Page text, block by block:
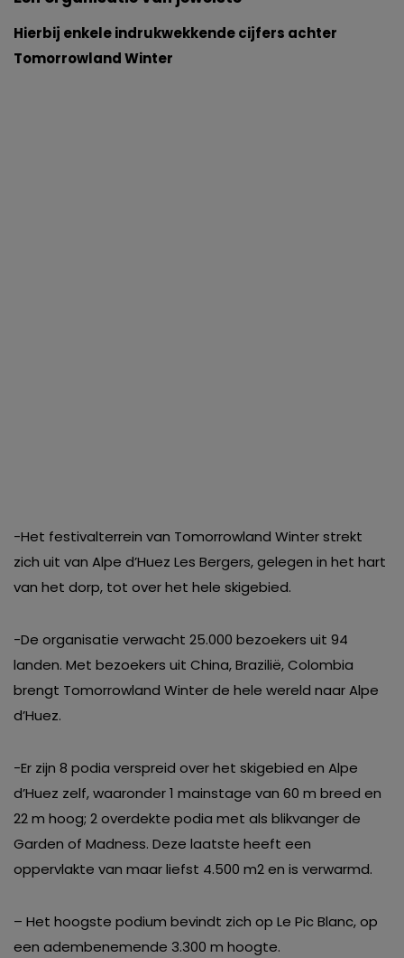
Hierbij enkele indrukwekkende cijfers achter
Tomorrowland Winter
-Het festivalterrein van Tomorrowland Winter strekt
zich uit van Alpe d’Huez Les Bergers, gelegen in het hart
van het dorp, tot over het hele skigebied.
-De organisatie verwacht 25.000 bezoekers uit 94
landen. Met bezoekers uit China, Brazilië, Colombia
brengt Tomorrowland Winter de hele wereld naar Alpe
d’Huez.
-Er zijn 8 podia verspreid over het skigebied en Alpe
d’Huez zelf, waaronder 1 mainstage van 60 m breed en
22 m hoog; 2 overdekte podia met als blikvanger de
Garden of Madness. Deze laatste heeft een
oppervlakte van maar liefst 4.500 m2 en is verwarmd.
– Het hoogste podium bevindt zich op Le Pic Blanc, op
een adembenemende 3.300 m hoogte.